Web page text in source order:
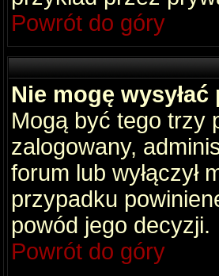
Powrót do góry
Nie mogę
Mogą być tego trzy
zalogowany,
forum lub wyłączył
przypadku
powód jego decyzji.
Powrót do góry